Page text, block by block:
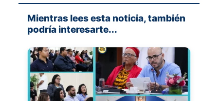
Mientras lees esta noticia, también
podría interesarte...